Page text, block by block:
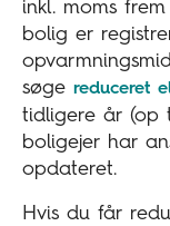
inkl. moms
bolig er
søge reduceret
tidligere år (op
boligejer har
opdateret.
Hvis du får